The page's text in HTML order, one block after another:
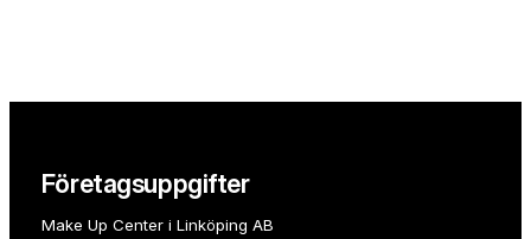
Företagsuppgifter
Make Up Center i Linköping AB